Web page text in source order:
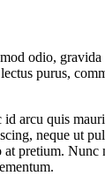
odio,
purus,
arcu quis
neque
pretium.